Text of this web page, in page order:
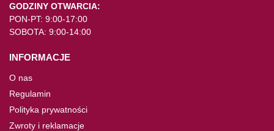
GODZINY OTWARCIA:
PON-PT: 9:00-17:00
SOBOTA: 9:00-14:00
INFORMACJE
O nas
Regulamin
Polityka prywatności
Zwroty i reklamacje